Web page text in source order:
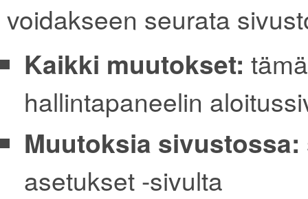
voidakseen seurata
Kaikki muutokset:
hallintapaneelin
Muutoksia sivustossa:
asetukset -sivulta